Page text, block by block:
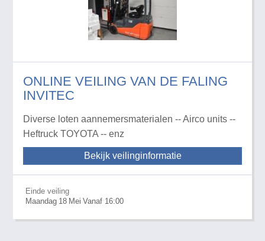
ONLINE VEILING VAN DE FALING
INVITEC
Diverse loten aannemersmaterialen -- Airco units --
Heftruck TOYOTA -- enz
Bekijk veilinginformatie
Einde veiling
Maandag 18 Mei Vanaf 16:00